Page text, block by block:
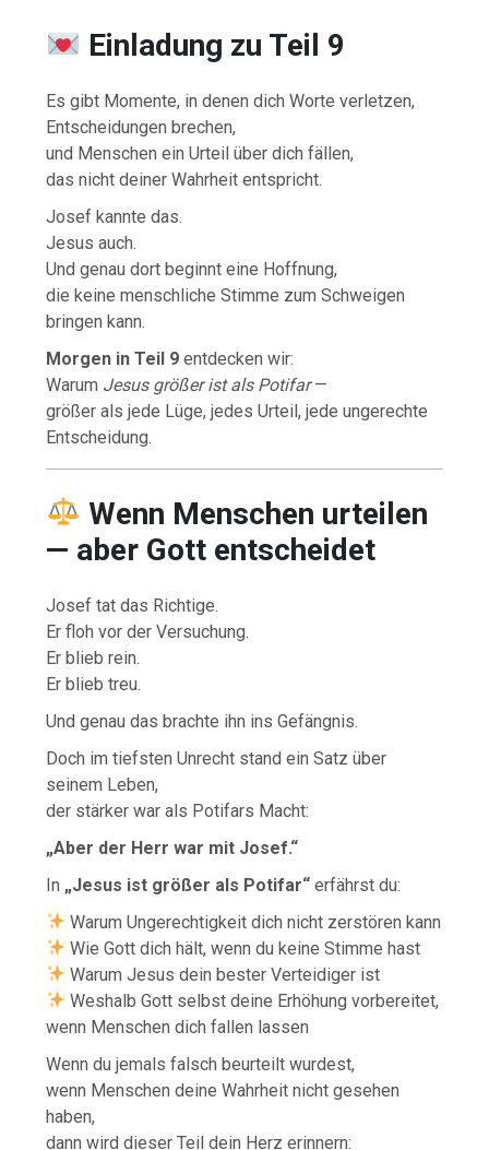
Einladung zu Teil 9
Es gibt Momente, in denen dich Worte verletzen,
Entscheidungen brechen,
und Menschen ein Urteil über dich fällen,
das nicht deiner Wahrheit entspricht.
Josef kannte das.
Jesus auch.
Und genau dort beginnt eine Hoffnung,
die keine menschliche Stimme zum Schweigen
bringen kann.
Morgen in Teil 9 entdecken wir:
Warum Jesus größer ist als Potifar—
größer als jede Lüge, jedes Urteil, jede ungerechte
Entscheidung.
Wenn Menschen urteilen
— aber Gott entscheidet
Josef tat das Richtige.
Er floh vor der Versuchung.
Er blieb rein.
Er blieb treu.
Und genau das brachte ihn ins Gefängnis.
Doch im tiefsten Unrecht stand ein Satz über
seinem Leben,
der stärker war als Potifars Macht:
„Aber der Herr war mit Josef.“
In „Jesus ist größer als Potifar“ erfährst du:
Warum Ungerechtigkeit dich nicht zerstören kann
Wie Gott dich hält, wenn du keine Stimme hast
Warum Jesus dein bester Verteidiger ist
Weshalb Gott selbst deine Erhöhung vorbereitet,
wenn Menschen dich fallen lassen
Wenn du jemals falsch beurteilt wurdest,
wenn Menschen deine Wahrheit nicht gesehen
haben,
dann wird dieser Teil dein Herz erinnern: